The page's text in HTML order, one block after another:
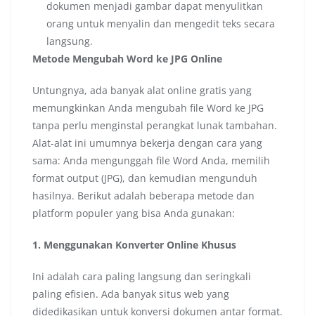
dokumen menjadi gambar dapat menyulitkan
orang untuk menyalin dan mengedit teks secara
langsung.
Metode Mengubah Word ke JPG Online
Untungnya, ada banyak alat online gratis yang
memungkinkan Anda mengubah file Word ke JPG
tanpa perlu menginstal perangkat lunak tambahan.
Alat-alat ini umumnya bekerja dengan cara yang
sama: Anda mengunggah file Word Anda, memilih
format output (JPG), dan kemudian mengunduh
hasilnya. Berikut adalah beberapa metode dan
platform populer yang bisa Anda gunakan:
1. Menggunakan Konverter Online Khusus
Ini adalah cara paling langsung dan seringkali
paling efisien. Ada banyak situs web yang
didedikasikan untuk konversi dokumen antar format.